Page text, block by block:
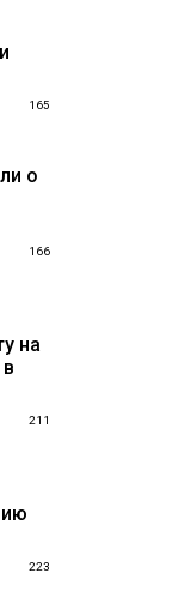
165
о
166
на
211
223